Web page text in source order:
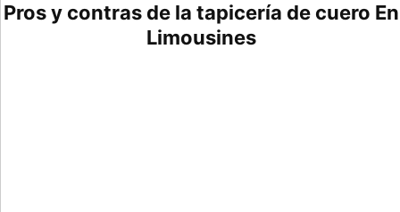
Pros y contras de la tapicería de cuero En
Limousines